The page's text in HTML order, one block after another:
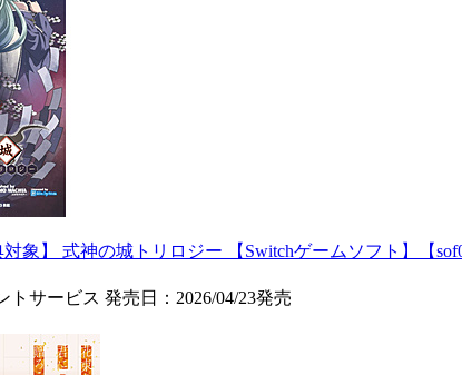
対象】 式神の城トリロジー 【Switchゲームソフト】【
トサービス 発売日：2026/04/23発売